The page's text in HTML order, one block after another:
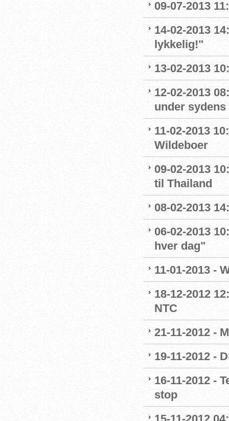
09-07-2013
14-02-2013
lykkelig!"
13-02-2013
12-02-2013
under sydens
11-02-2013
Wildeboer
09-02-2013
til Thailand
08-02-2013
06-02-2013
hver dag"
11-01-2013 -
18-12-2012
NTC
21-11-2012 -
19-11-2012 -
16-11-2012 -
stop